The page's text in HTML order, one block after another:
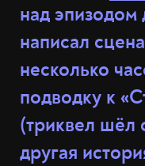
над эпизодом
написал
несколько
подводку к
(триквел шёл
другая